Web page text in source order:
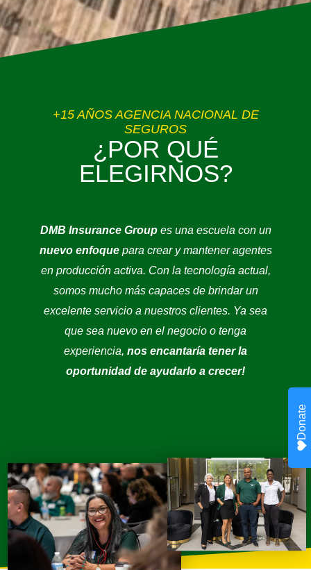
+15 AÑOS AGENCIA NACIONAL DE
SEGUROS
¿POR QUÉ
ELEGIRNOS?
DMB Insurance Groupes una escuela con un
nuevo enfoquepara crear y mantener agentes
en producción activa. Con la tecnología actual,
somos mucho más capaces de brindar un
excelente servicio a nuestros clientes. Ya sea
que sea nuevo en el negocio o tenga
experiencia, nos encantaría tener la
oportunidad de ayudarlo a crecer!
Donate